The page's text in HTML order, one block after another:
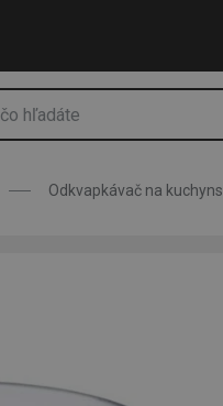
Odkvapkávač na